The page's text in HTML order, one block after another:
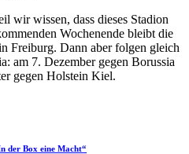
wir wissen, dass dieses Stadion
Wochenende bleibt die
Freiburg. Dann aber folgen gleich
am 7. Dezember gegen Borussia
gegen Holstein Kiel.
der Box eine Macht“